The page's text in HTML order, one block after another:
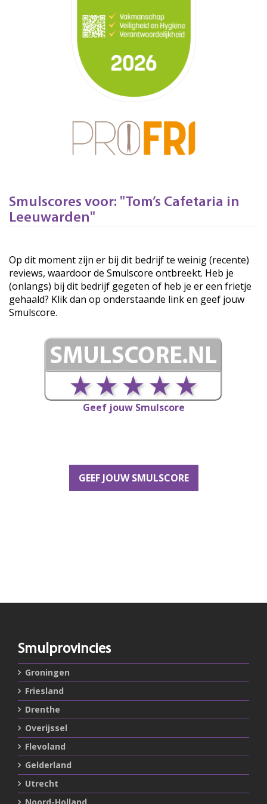
Smulscores voor: "Tom’s Cafetaria in
Leeuwarden"
Op dit moment zijn er bij dit bedrijf te weinig (recente)
reviews, waardoor de Smulscore ontbreekt. Heb je
(onlangs) bij dit bedrijf gegeten of heb je er een frietje
gehaald? Klik dan op onderstaande link en geef jouw
Smulscore.
Geef jouw Smulscore
GEEF JOUW SMULSCORE
Smulprovincies
Groningen
Friesland
Drenthe
Overijssel
Flevoland
Gelderland
Utrecht